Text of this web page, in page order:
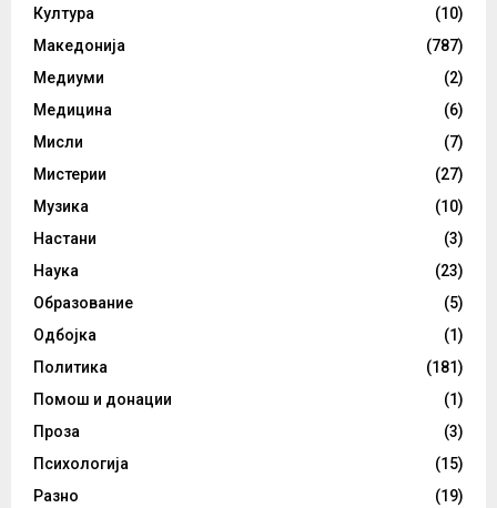
Култура
(10)
Македонија
(787)
Медиуми
(2)
Медицина
(6)
Мисли
(7)
Мистерии
(27)
Музика
(10)
Настани
(3)
Наука
(23)
Образование
(5)
Одбојка
(1)
Политика
(181)
Помош и донации
(1)
Проза
(3)
Психологија
(15)
Разно
(19)